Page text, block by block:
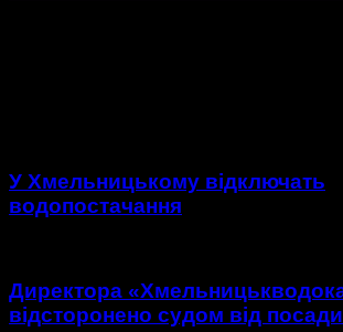
У Хмельницькому відключать
водопостачання
Директора
відсторонено судом від посади